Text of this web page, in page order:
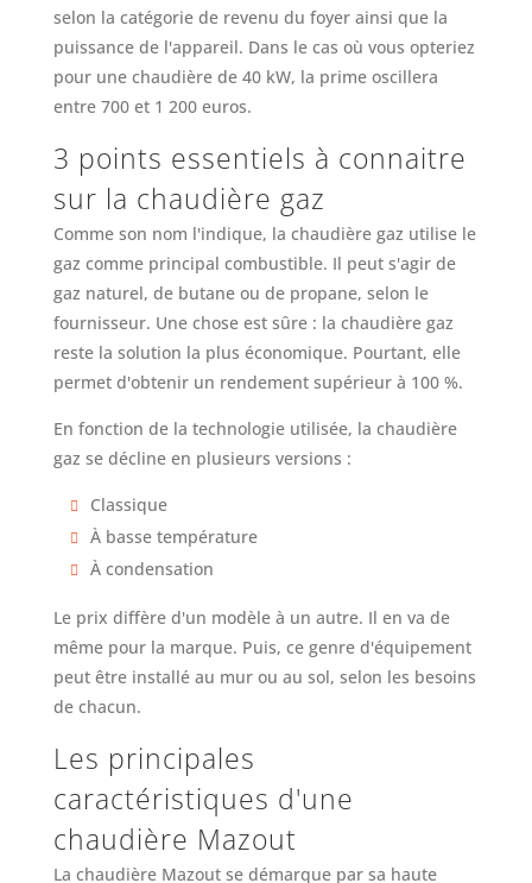
selon la catégorie de revenu du foyer ainsi que la
puissance de l'appareil. Dans le cas où vous opteriez
pour une chaudière de 40 kW, la prime oscillera
entre 700 et 1 200 euros.
3 points essentiels à connaitre
sur la chaudière gaz
Comme son nom l'indique, la chaudière gaz utilise le
gaz comme principal combustible. Il peut s'agir de
gaz naturel, de butane ou de propane, selon le
fournisseur. Une chose est sûre : la chaudière gaz
reste la solution la plus économique. Pourtant, elle
permet d'obtenir un rendement supérieur à 100 %.
En fonction de la technologie utilisée, la chaudière
gaz se décline en plusieurs versions :
Classique
À basse température
À condensation
Le prix diffère d'un modèle à un autre. Il en va de
même pour la marque. Puis, ce genre d'équipement
peut être installé au mur ou au sol, selon les besoins
de chacun.
Les principales
caractéristiques d'une
chaudière Mazout
La chaudière Mazout se démarque par sa haute